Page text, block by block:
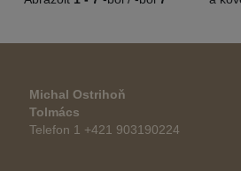
Michal Ostrihoň
Tolmács
Telefon 1 +421 903190224